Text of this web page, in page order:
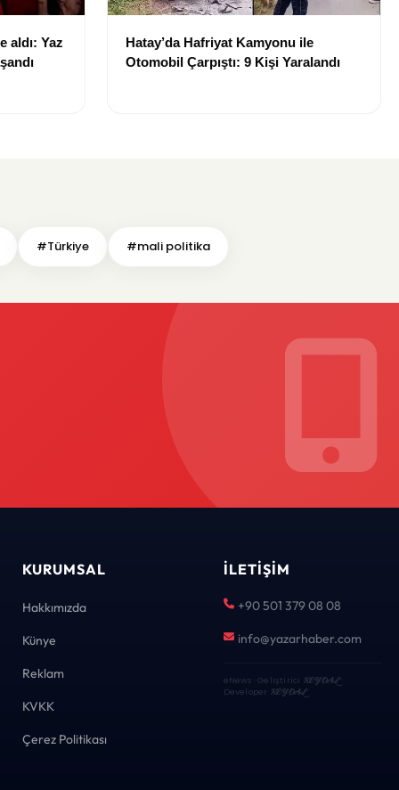
aldı: Yaz
Hatay’da Hafriyat Kamyonu ile
Otomobil Çarpıştı: 9 Kişi Yaralandı
#Türkiye #mali politika
KURUMSAL
Hakkımızda
Künye
Reklam
KVKK
Çerez Politikası
İLETIŞIM
+90 501 379 08 08
info@yazarhaber.com
eNews · Geliştirici KEYDAL·
Developer KEYDAL